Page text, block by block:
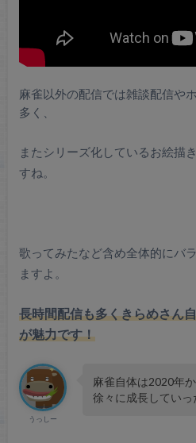
麻雀以外の配信では雑談配信や
多く、
またシリーズ化しているお絵描
すね。
歌ってみたなど含め全体的にバ
ますよ。
長時間配信も多くきらめさん
が魅力です！
うっしー
麻雀自体は2020年
徐々に成長していっ